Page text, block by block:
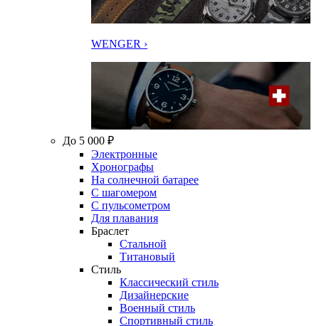
WENGER ›
До 5 000 ₽
Электронные
Хронографы
На солнечной батарее
С шагомером
С пульсометром
Для плавания
Браслет
Стальной
Титановый
Стиль
Классический стиль
Дизайнерские
Военный стиль
Спортивный стиль